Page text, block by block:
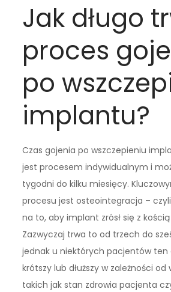
Jak długo
proces
po
implantu?
Czas gojenia po wszczepieniu
jest procesem indywidualnym i
tygodni do kilku miesięcy.
procesu jest osteointegracja –
na to, aby implant zrósł się z kością
Zazwyczaj trwa to od trzech do
jednak u niektórych pacjentów ten
krótszy lub dłuższy w zależności
takich jak stan zdrowia pacjenta